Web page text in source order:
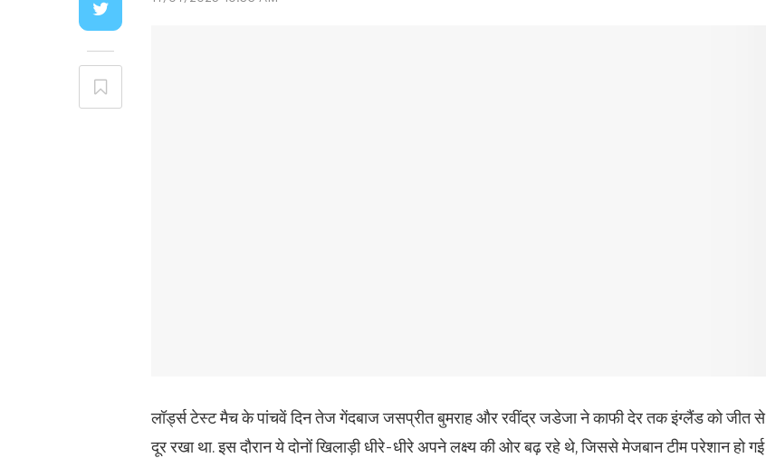
लॉर्ड्स टेस्ट मैच के पांचवें दिन तेज गेंदबाज जसप्रीत बुमराह और रवींद्र जडेजा ने काफी देर तक इंग्लैंड को जीत से
दूर रखा था. इस दौरान ये दोनों खिलाड़ी धीरे-धीरे अपने लक्ष्य की ओर बढ़ रहे थे, जिससे मेजबान टीम परेशान हो गई